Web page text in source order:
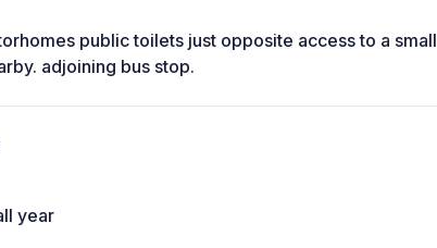
public toilets just opposite access to a small
adjoining bus stop.
year